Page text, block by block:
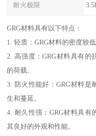
耐火极限
GRG材料具有以下特点：
1. 轻质：GRG材料的密度较
2. 高强度：GRG材料具有的
的荷载。
3. 防火性能好：GRG材料是
生和蔓延。
4. 耐久性强：GRG材料具有
其良好的外观和性能。